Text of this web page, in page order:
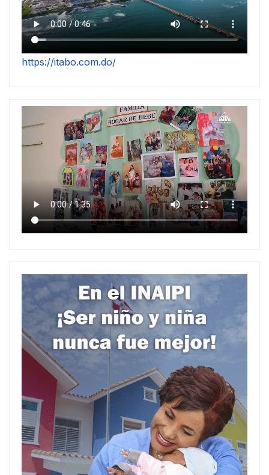
https://itabo.com.do/